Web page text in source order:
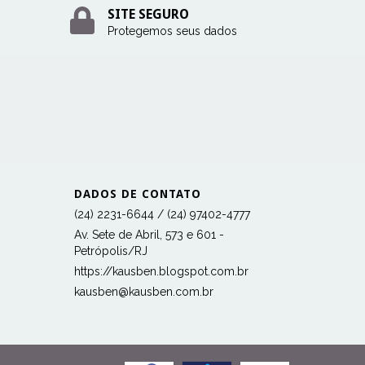
SITE SEGURO
Protegemos seus dados
DADOS DE CONTATO
(24) 2231-6644 / (24) 97402-4777
Av. Sete de Abril, 573 e 601 -
Petrópolis/RJ
https://kausben.blogspot.com.br
kausben@kausben.com.br